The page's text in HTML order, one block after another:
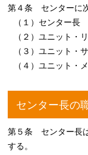
第４条 センターに
（１）セ
（２）ユニッ
（３）ユニッ
（４）ユニット・
センター長の
第５条 センター長
する。